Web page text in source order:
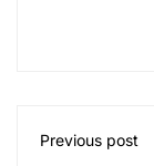
Previous post